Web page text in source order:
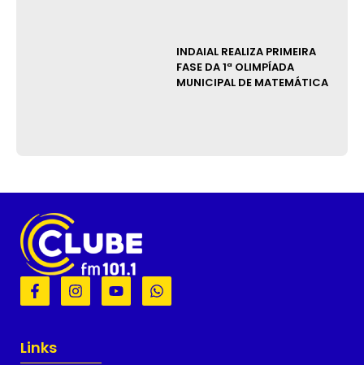
INDAIAL REALIZA PRIMEIRA
FASE DA 1ª OLIMPÍADA
MUNICIPAL DE MATEMÁTICA
F
a
b
o
I
n
Y
o
W
h
Links